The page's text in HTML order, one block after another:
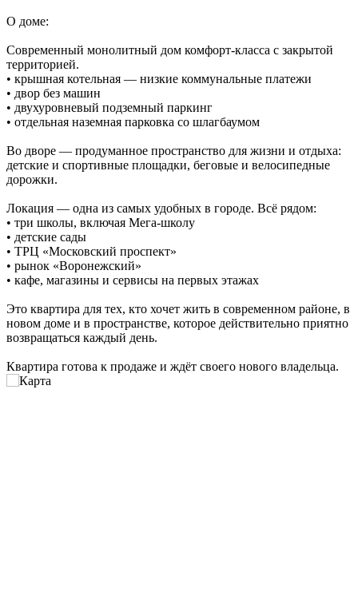
О доме:
Современный монолитный дом комфорт‑класса с закрытой
территорией.
• крышная котельная — низкие коммунальные платежи
• двор без машин
• двухуровневый подземный паркинг
• отдельная наземная парковка со шлагбаумом
Во дворе — продуманное пространство для жизни и отдыха:
детские и спортивные площадки, беговые и велосипедные
дорожки.
Локация — одна из самых удобных в городе. Всё рядом:
• три школы, включая Мега‑школу
• детские сады
• ТРЦ «Московский проспект»
• рынок «Воронежский»
• кафе, магазины и сервисы на первых этажах
Это квартира для тех, кто хочет жить в современном районе, в
новом доме и в пространстве, которое действительно приятно
возвращаться каждый день.
Квартира готова к продаже и ждёт своего нового владельца.